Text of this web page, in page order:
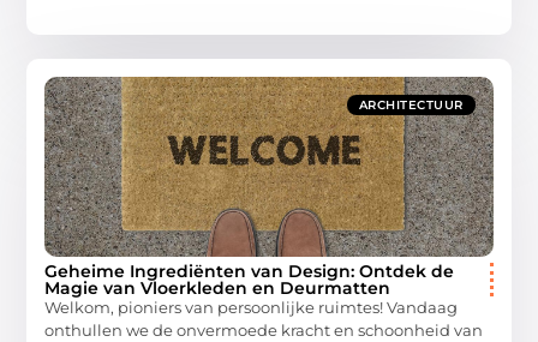
ARCHITECTUUR
Geheime Ingrediënten van Design: Ontdek de
Magie van Vloerkleden en Deurmatten
Welkom, pioniers van persoonlijke ruimtes! Vandaag
onthullen we de onvermoede kracht en schoonheid van